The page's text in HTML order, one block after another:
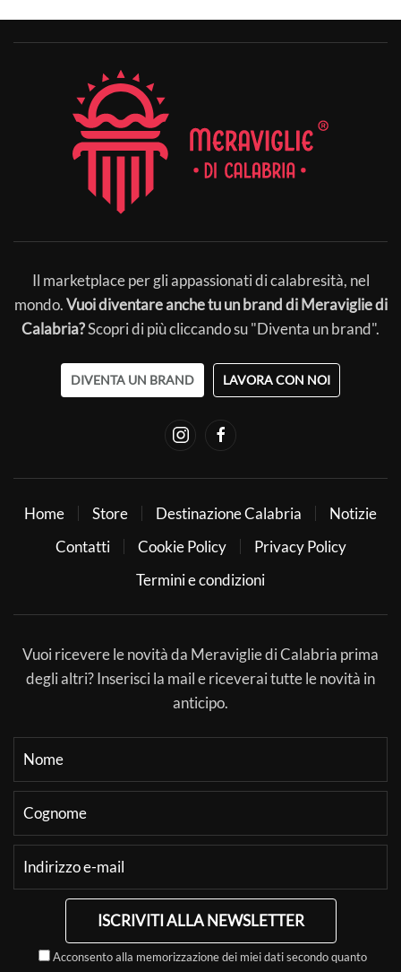
Il marketplace per gli appassionati di calabresità, nel
mondo.Vuoi diventare anche tu un brand di Meraviglie di
Calabria?Scopri di più cliccando su "Diventa un brand".
DIVENTA UN BRAND LAVORA CON NOI
Home Store Destinazione Calabria
Notizie
Contatti
Cookie Policy
Privacy Policy
Termini e condizioni
Vuoi ricevere le novità da Meraviglie di Calabria prima
degli altri? Inserisci la mail e riceverai tutte le novità in
anticipo.
ISCRIVITI ALLA NEWSLETTER
Acconsento alla memorizzazione dei miei dati secondo quanto